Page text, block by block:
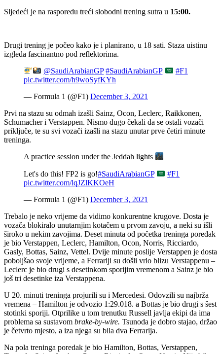
Sljedeći je na rasporedu treći slobodni trening sutra u 15:00.
Drugi trening je počeo kako je i planirano, u 18 sati. Staza uistinu
izgleda fascinantno pod reflektorima.
@SaudiArabianGP #SaudiArabianGP
#F1
pic.twitter.com/h9woSyfKYh
— Formula 1 (@F1) December 3, 2021
Prvi na stazu su odmah izašli Sainz, Ocon, Leclerc, Raikkonen,
Schumacher i Verstappen. Nismo dugo čekali da se ostali vozači
priključe, te su svi vozači izašli na stazu unutar prve četiri minute
treninga.
A practice session under the Jeddah lights
Let's do this! FP2 is go!#SaudiArabianGP
#F1
pic.twitter.com/lqJZlKKOeH
— Formula 1 (@F1) December 3, 2021
Trebalo je neko vrijeme da vidimo konkurentne krugove. Dosta je
vozača blokiralo unutarnjim kotačem u prvom zavoju, a neki su išli
široko u nekim zavojima. Deset minuta od početka treninga poredak
je bio Verstappen, Leclerc, Hamilton, Ocon, Norris, Ricciardo,
Gasly, Bottas, Sainz, Vettel. Dvije minute poslije Verstappen je dosta
poboljšao svoje vrijeme, a Ferrariji su došli vrlo blizu Verstappenu –
Leclerc je bio drugi s desetinkom sporijim vremenom a Sainz je bio
još tri desetinke iza Verstappena.
U 20. minuti treninga projurili su i Mercedesi. Odovzili su najbrža
vremena – Hamilton je odvozio 1:29.018. a Bottas je bio drugi s šest
stotinki sporiji. Otprilike u tom trenutku Russell javlja ekipi da ima
problema sa sustavom brake-by-wire. Tsunoda je dobro stajao, držao
je četvrto mjesto, a iza njega su bila dva Ferrarija.
Na pola treninga poredak je bio Hamilton, Bottas, Verstappen,